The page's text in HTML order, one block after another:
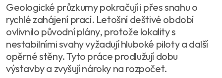
Geologické průzkumy pokračují i přes snahu o
rychlé zahájení prací. Letošní deštivé období
ovlivnilo původní plány, protože lokality s
nestabilními svahy vyžadují hluboké piloty a další
opěrné stěny. Tyto práce prodlužují dobu
výstavby a zvyšují nároky na rozpočet.